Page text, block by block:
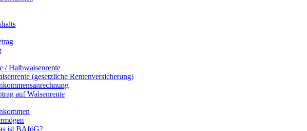
/ Halbwaisenrente
(gesetzliche Rentenversicherung)
auf Waisenrente
ist BAföG?